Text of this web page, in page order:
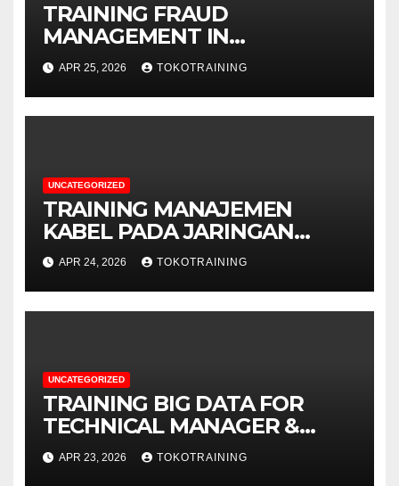
TRAINING FRAUD
MANAGEMENT IN
TELECOMMUNICATION
BUSINESS
APR 25, 2026 TOKOTRAINING
UNCATEGORIZED
TRAINING MANAJEMEN
KABEL PADA JARINGAN
TELEKOMUNIKASI
APR 24, 2026 TOKOTRAINING
UNCATEGORIZED
TRAINING BIG DATA FOR
TECHNICAL MANAGER &
DECISION MAKERS
APR 23, 2026 TOKOTRAINING